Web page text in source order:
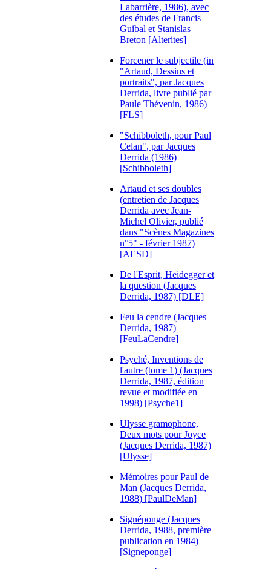
Labarrière, 1986), avec
des études de Francis
Guibal et Stanislas
Breton [Alterites]
Forcener le subjectile (in
"Artaud, Dessins et
portraits", par Jacques
Derrida, livre publié par
Paule Thévenin, 1986)
[FLS]
"Schibboleth, pour Paul
Celan", par Jacques
Derrida (1986)
[Schibboleth]
Artaud et ses doubles
(entretien de Jacques
Derrida avec Jean-
Michel Olivier, publié
dans "Scènes Magazines
n°5" - février 1987)
[AESD]
De l'Esprit, Heidegger et
la question (Jacques
Derrida, 1987) [DLE]
Feu la cendre (Jacques
Derrida, 1987)
[FeuLaCendre]
Psyché, Inventions de
l'autre (tome 1) (Jacques
Derrida, 1987, édition
revue et modifiée en
1998) [Psyche1]
Ulysse gramophone,
Deux mots pour Joyce
(Jacques Derrida, 1987)
[Ulysse]
Mémoires pour Paul de
Man (Jacques Derrida,
1988) [PaulDeMan]
Signéponge (Jacques
Derrida, 1988, première
publication en 1984)
[Signeponge]